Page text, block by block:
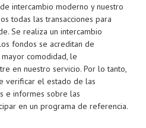
intercambio moderno y nuestro
todas las transacciones para
Se realiza un intercambio
fondos se acreditan de
comodidad, le
en nuestro servicio. Por lo tanto,
verificar el estado de las
e informes sobre las
en un programa de referencia.